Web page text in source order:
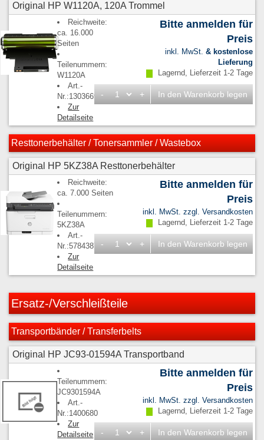
Original HP W1120A, 120A Trommel
Reichweite:
ca. 16.000
Seiten
Teilenummern:
W1120A
Art.-
Nr.:1303669
Zur
Detailseite
Bitte anmelden für
Preis
inkl. MwSt. & kostenlose
Lieferung
Lagernd, Lieferzeit 1-2 Tage
- + In den Warenkorb legen
Resttonerbehälter / Tonersammler / Wastebox
Original HP 5KZ38A Resttonerbehälter
Reichweite:
ca. 7.000 Seiten
Teilenummern:
5KZ38A
Art.-
Nr.:5784387
Zur
Detailseite
Bitte anmelden für
Preis
inkl. MwSt. zzgl. Versandkosten
Lagernd, Lieferzeit 1-2 Tage
- + In den Warenkorb legen
Ersatz-/Verschleißteile
Transportbänder / Transferbelts
Original HP JC93-01594A Transportband
Teilenummern:
JC9301594A
Art.-
Nr.:1400680
Zur
Detailseite
Bitte anmelden für
Preis
inkl. MwSt. zzgl. Versandkosten
Lagernd, Lieferzeit 1-2 Tage
- + In den Warenkorb legen